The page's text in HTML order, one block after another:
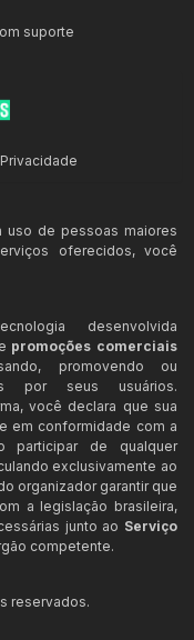
suporte
uso de pessoas maiores
oferecidos, você
desenvolvida
promoções comerciais
promovendo ou
por seus usuários.
você declara que sua
em conformidade com a
participar de qualquer
exclusivamente ao
organizador garantir que
a legislação brasileira,
junto ao Serviço
competente.
reservados.